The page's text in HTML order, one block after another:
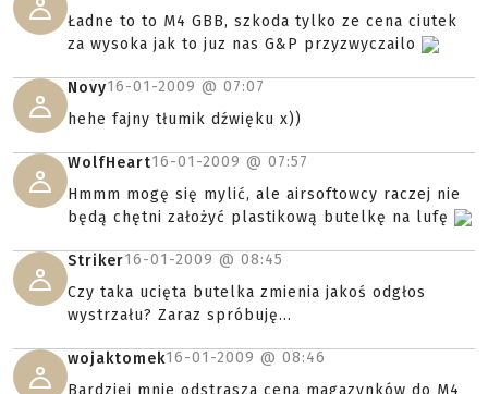
Ładne to to M4 GBB, szkoda tylko ze cena ciutek
za wysoka jak to juz nas G&P przyzwyczailo
Novy16-01-2009 @ 07:07
hehe fajny tłumik dźwięku x))
WolfHeart16-01-2009 @ 07:57
Hmmm mogę się mylić, ale airsoftowcy raczej nie
będą chętni założyć plastikową butelkę na lufę
Striker16-01-2009 @ 08:45
Czy taka ucięta butelka zmienia jakoś odgłos
wystrzału? Zaraz spróbuję...
wojaktomek16-01-2009 @ 08:46
Bardziej mnie odstrasza cena magazynków do M4